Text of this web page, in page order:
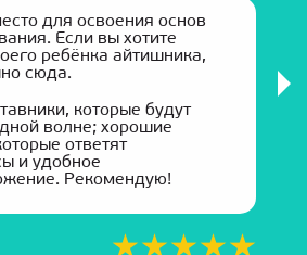
для освоения основ
Если вы хотите
ребёнка айтишника,
сюда.
которые будут
волне; хорошие
ответят
и удобное
Рекомендую!